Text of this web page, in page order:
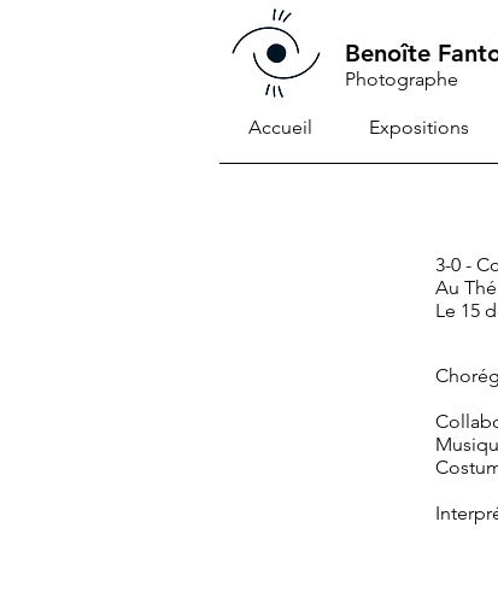
Benoîte
Photographe
Accueil Expositions
3-0 -
Au
Le 15